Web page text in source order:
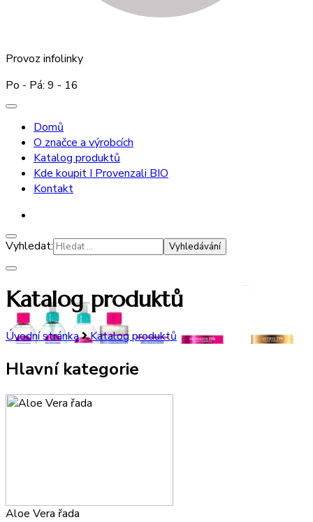
Provoz infolinky
Po - Pá: 9 - 16
Domů
O značce a výrobcích
Katalog produktů
Kde koupit I Provenzali BIO
Kontakt
Vyhledat:
Katalog produktů
Úvodní stránka Katalog produktů
Hlavní kategorie
Aloe Vera řada